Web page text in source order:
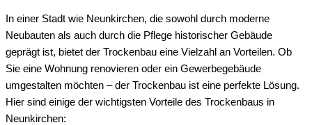
In einer Stadt wie Neunkirchen, die sowohl durch moderne
Neubauten als auch durch die Pflege historischer Gebäude
geprägt ist, bietet der Trockenbau eine Vielzahl an Vorteilen. Ob
Sie eine Wohnung renovieren oder ein Gewerbegebäude
umgestalten möchten – der Trockenbau ist eine perfekte Lösung.
Hier sind einige der wichtigsten Vorteile des Trockenbaus in
Neunkirchen: